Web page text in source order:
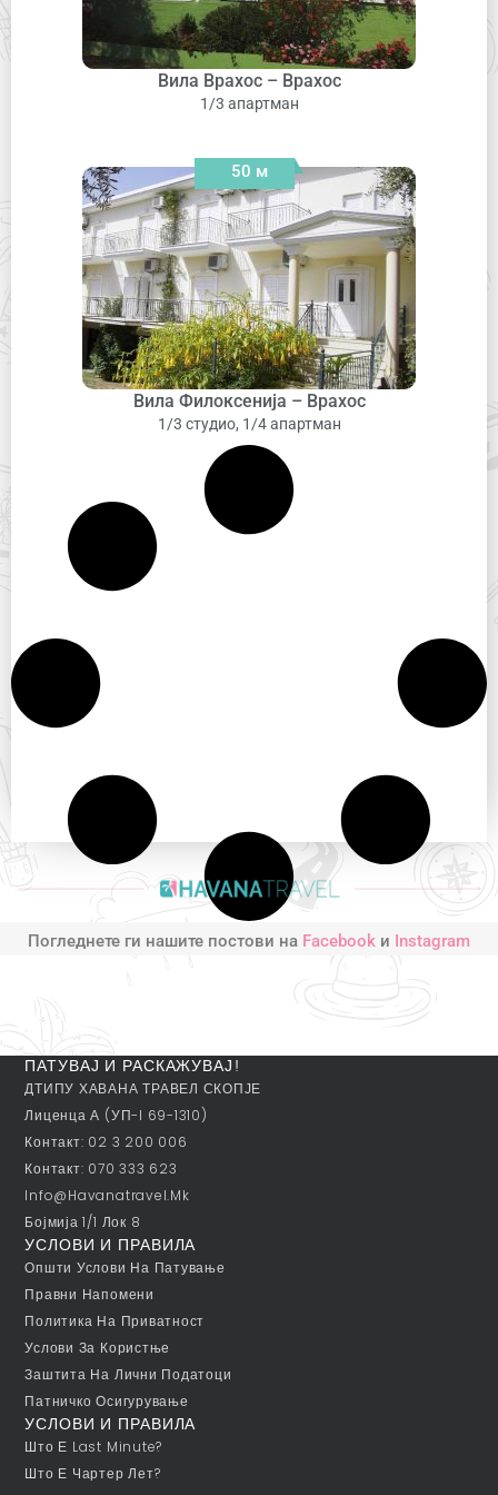
Вила Врахос – Врахос
1/3 апартман
50 м
Вила Филоксенија – Врахос
1/3 студио, 1/4 апартман
Погледнете ги нашите постови на Facebook и Instagram
ПАТУВАЈ И РАСКАЖУВАЈ!
ДТИПУ ХАВАНА ТРАВЕЛ СКОПЈЕ
Лиценца А (УП-I 69-1310)
Контакт: 02 3 200 006
Контакт: 070 333 623
Info@havanatravel.mk
Бојмија 1/1 Лок 8
УСЛОВИ И ПРАВИЛА
Општи Услови На Патување
Правни Напомени
Политика На Приватност
Услови За Користње
Заштита На Лични Податоци
Патничко Осигурување
УСЛОВИ И ПРАВИЛА
Што Е Last Minute?
Што Е Чартер Лет?